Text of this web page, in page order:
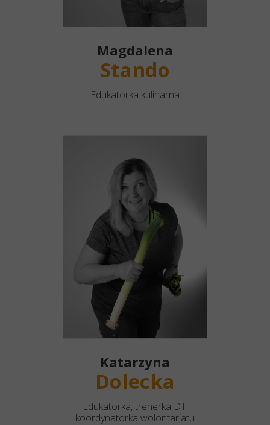
Magdalena
Stando
Edukatorka kulinarna
Katarzyna
Dolecka
Edukatorka, trenerka DT,
koordynatorka wolontariatu